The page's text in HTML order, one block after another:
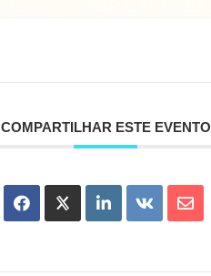
COMPARTILHAR ESTE EVENTO